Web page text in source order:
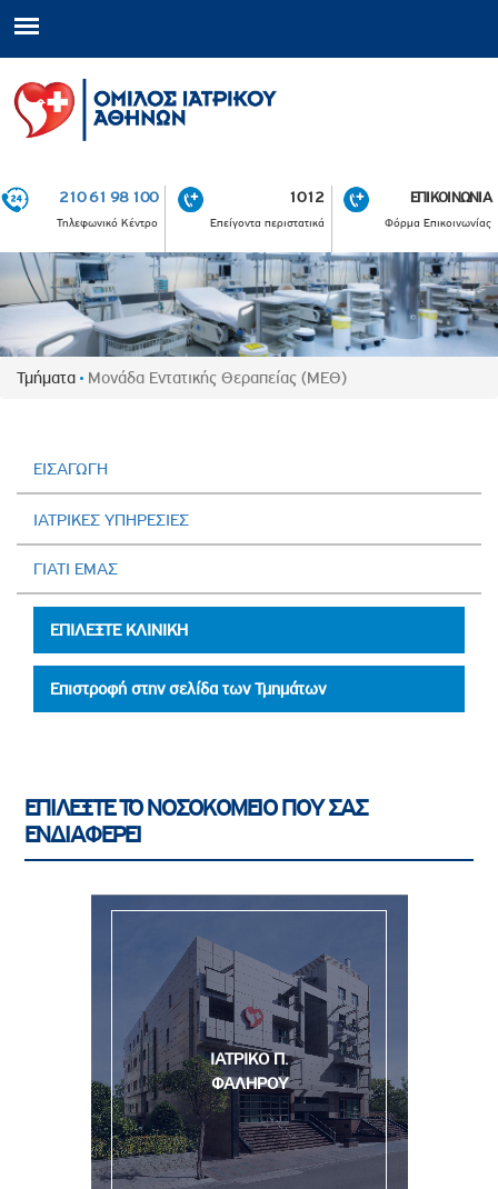
210 61 98 100
Τηλεφωνικό Κέντρο
1012
Επείγοντα περιστατικά
ΕΠΙΚΟΙΝΩΝΙΑ
Φόρμα Επικοινωνίας
Τμήματα Μονάδα Εντατικής Θεραπείας (ΜΕΘ)
ΕΙΣΑΓΩΓΗ
ΙΑΤΡΙΚΕΣ ΥΠΗΡΕΣΙΕΣ
ΓΙΑΤΙ ΕΜΑΣ
ΕΠΙΛΕΞΤΕ ΚΛΙΝΙΚΗ
Επιστροφή στην σελίδα των Τμημάτων
ΕΠΙΛΕΞΤΕ ΤΟ ΝΟΣΟΚΟΜΕΙΟ ΠΟΥ ΣΑΣ
ΕΝΔΙΑΦΕΡΕΙ
ΙΑΤΡΙΚΟ Π.
ΦΑΛΗΡΟΥ